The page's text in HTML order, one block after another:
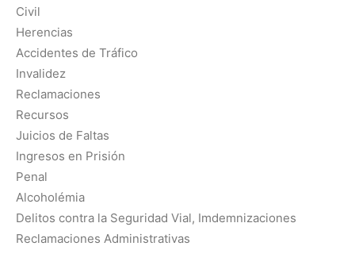
Civil
Herencias
Accidentes de Tráfico
Invalidez
Reclamaciones
Recursos
Juicios de Faltas
Ingresos en Prisión
Penal
Alcoholémia
Delitos contra la Seguridad Vial, Imdemnizaciones
Reclamaciones Administrativas